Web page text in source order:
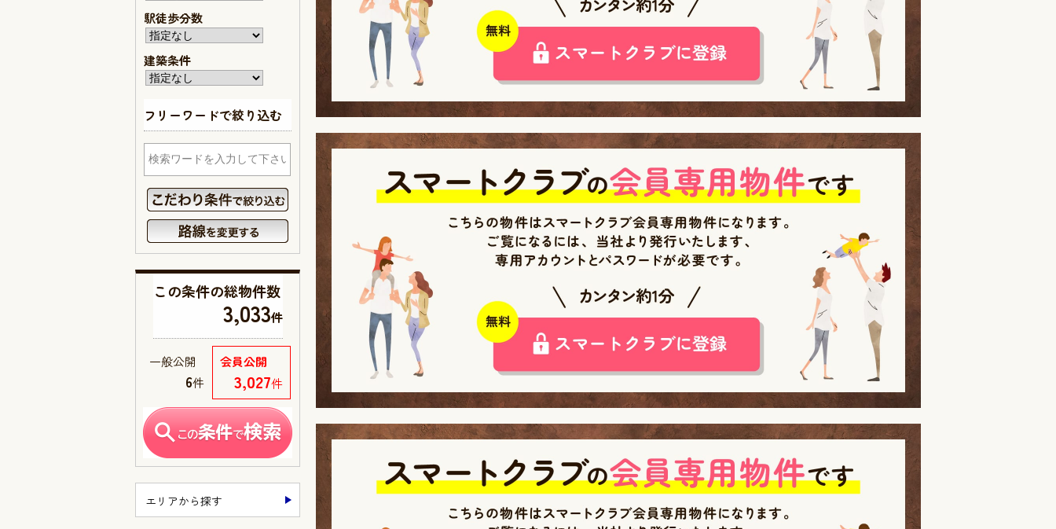
駅徒歩分数
建築条件
フリーワードで絞り込む
この条件の総物件数
3,033件
会員公開
3,027件
一般公開
6件
エリアから探す